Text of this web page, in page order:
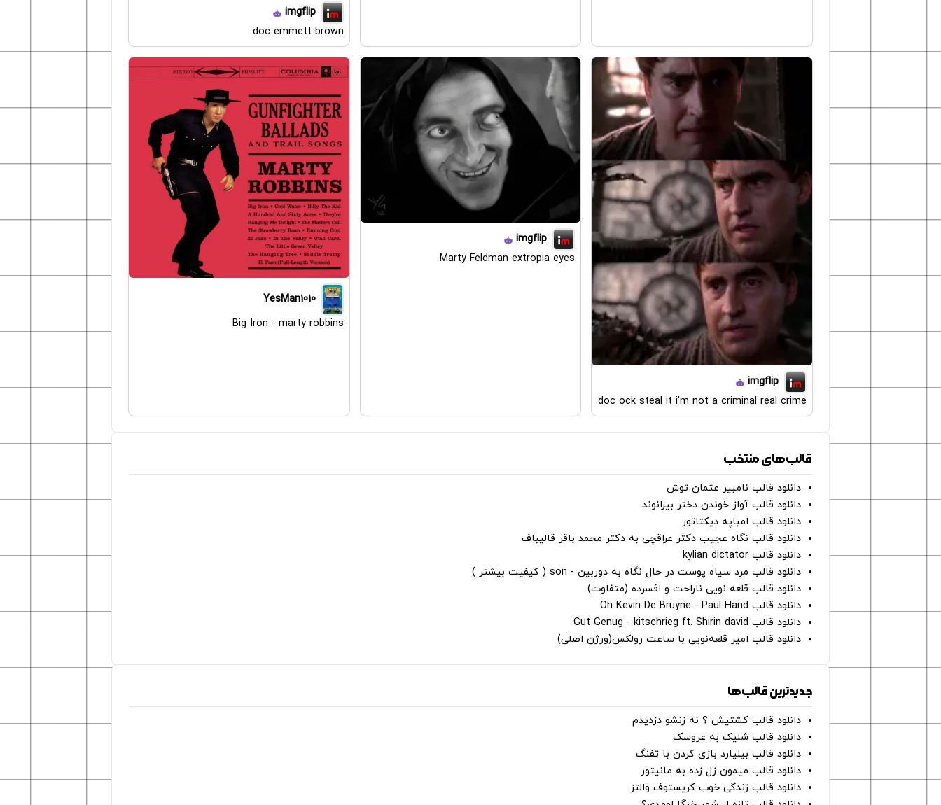
imgflip
doc emmett brown
imgflip
doc ock steal it i'm not a criminal real crime
imgflip
Marty Feldman extropia eyes
YesMan1010
Big Iron - marty robbins
قالب‌های منتخب
دانلود قالب نامبیر عثمان ‌توش
دانلود قالب آواز خوندن دختر بیرانوند
دانلود قالب امباپه دیکتاتور
دانلود قالب نگاه عجیب دکتر عراقچی به دکتر محمد باقر قالیباف
دانلود قالب kylian dictator
دانلود قالب مرد سیاه پوست در حال نگاه به دوربین - son ( کیفیت بیشتر )
دانلود قالب قلعه نویی ناراحت و افسرده (متفاوت)
دانلود قالب Oh Kevin De Bruyne - Paul Hand
دانلود قالب Gut Genug - kitschrieg ft. Shirin david
دانلود قالب امیر قلعه‌نویی با ساعت رولکس(ورژن اصلی)
جدیدترین قالب‌ها
دانلود قالب کشتیش ؟ نه زنشو دزدیدم
دانلود قالب شلیک به عروسک
دانلود قالب بیلیارد بازی کردن با تفنگ
دانلود قالب میمون زل زده به مانیتور
دانلود قالب زندگی خوب کریستوف والتز